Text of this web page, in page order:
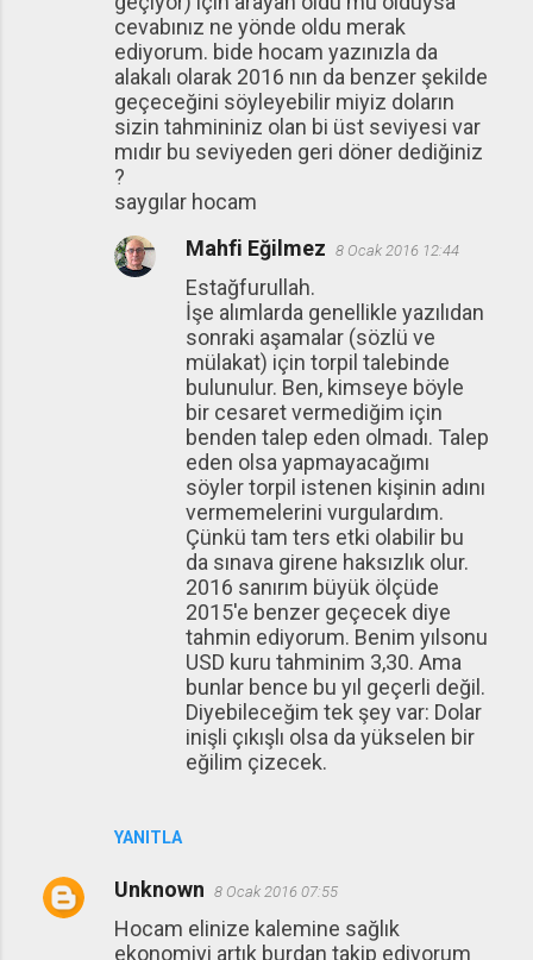
cevabınız ne yönde oldu merak
ediyorum. bide hocam yazınızla da
alakalı olarak 2016 nın da benzer şekilde
geçeceğini söyleyebilir miyiz doların
sizin tahmininiz olan bi üst seviyesi var
mıdır bu seviyeden geri döner dediğiniz
?
saygılar hocam
YANITLA
Mahfi Eğilmez 8 Ocak 2016 12:44
Estağfurullah.
İşe alımlarda genellikle yazılıdan
sonraki aşamalar (sözlü ve
mülakat) için torpil talebinde
bulunulur. Ben, kimseye böyle
bir cesaret vermediğim için
benden talep eden olmadı. Talep
eden olsa yapmayacağımı
söyler torpil istenen kişinin adını
vermemelerini vurgulardım.
Çünkü tam ters etki olabilir bu
da sınava girene haksızlık olur.
2016 sanırım büyük ölçüde
2015'e benzer geçecek diye
tahmin ediyorum. Benim yılsonu
USD kuru tahminim 3,30. Ama
bunlar bence bu yıl geçerli değil.
Diyebileceğim tek şey var: Dolar
inişli çıkışlı olsa da yükselen bir
eğilim çizecek.
Unknown 8 Ocak 2016 07:55
Hocam elinize kalemine sağlık
ekonomiyi artık burdan takip ediyorum